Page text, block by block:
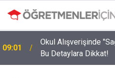
09:01
Okul Alışverişinde
Bu Detaylara Dikkat!